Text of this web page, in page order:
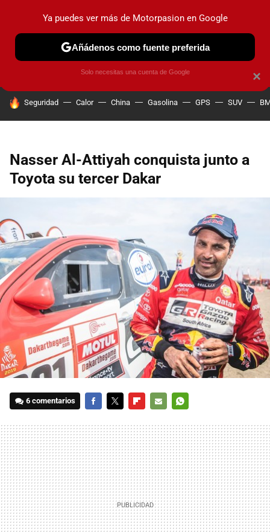
PRUEBAS COCHES ELÉCTRICOS OBSERVATORIO
HOY SE HABLA DE
Seguridad Calor China Gasolina GPS SUV
Nasser Al-Attiyah conquista junto a
Toyota su tercer Dakar
6 comentarios
MAIL
×
Ya puedes ver más de Motorpasion en Google
Añádenos como fuente preferida
Solo necesitas una cuenta de Google